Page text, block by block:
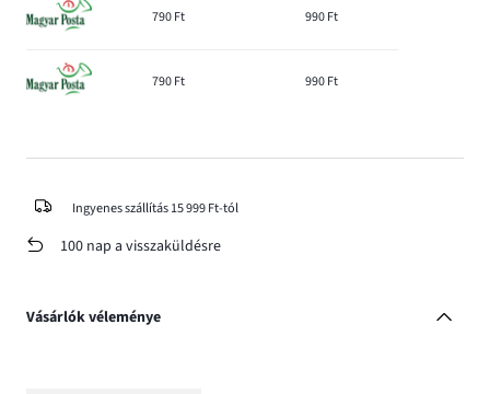
790 Ft 990 Ft
790 Ft 990 Ft
Ingyenes szállítás 15 999 Ft-tól
100 nap a visszaküldésre
Vásárlók véleménye